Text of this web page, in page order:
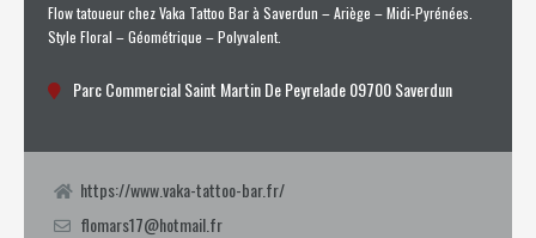
Flow tatoueur chez Vaka Tattoo Bar à Saverdun – Ariège – Midi-Pyrénées.
Style Floral – Géométrique – Polyvalent.
Parc Commercial Saint Martin De Peyrelade 09700 Saverdun
https://www.vaka-tattoo-bar.fr/
flomars17@hotmail.fr